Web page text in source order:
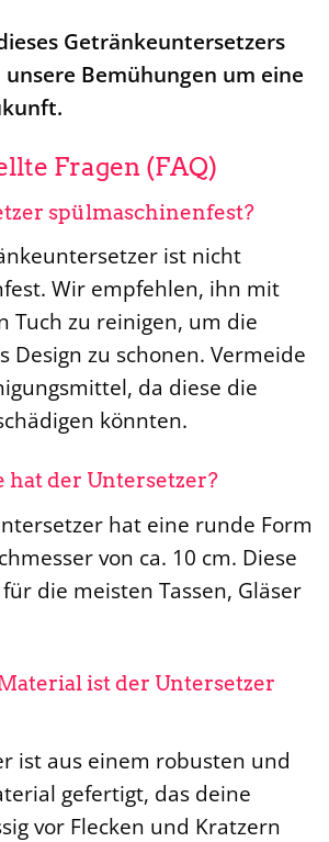
Getränkeuntersetzers
Bemühungen um eine
Fragen (FAQ)
spülmaschinenfest?
ist nicht
Wir empfehlen, ihn mit
Tuch zu reinigen, um die
Design zu schonen. Vermeide
da diese die
könnten.
hat der Untersetzer?
hat eine runde Form
von ca. 10 cm. Diese
die meisten Tassen, Gläser
ist der Untersetzer
ist aus einem robusten und
gefertigt, das deine
vor Flecken und Kratzern